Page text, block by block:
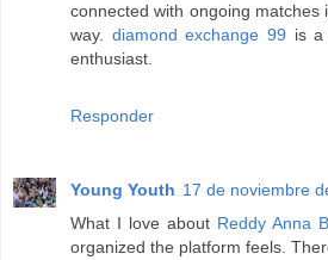
connected with ongoing matches
way. diamond exchange 99 is a
enthusiast.
Responder
Young Youth 17 de noviembre
What I love about Reddy Anna
organized the platform feels.